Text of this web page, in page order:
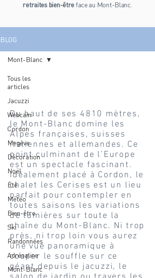
retraites bien-être face au Mont-Blanc.
BLOG
Tous les
articles
Jacuzzi
Webcam
Cordon
Megève
Décoration
Noël
Été
Météo
Bien-être
Ski
Randonnées
Adrénaline
Mont-Blanc
Mont-Blanc
Mont-Blanc
Du haut de ses 4810 mètres,
le Mont-Blanc domine les
Alpes françaises, suisses
italiennes et allemandes. Ce
point culminant de l’Europe
est un spectacle fascinant.
Idéalement placé à Cordon, le
chalet les Cerises est un lieu
parfait pour contempler en
toutes saisons les variations
de lumières sur toute la
chaîne du Mont-Blanc. Ni trop
près, ni trop loin vous aurez
une vue panoramique à
couper le souffle sur ce
géant depuis le jacuzzi, le